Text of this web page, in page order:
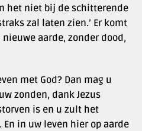
het niet bij de schitterende
zal laten zien.’ Er komt
aarde, zonder dood,
met God? Dan mag u
zonden, dank Jezus
is en u zult het
in uw leven hier op aarde